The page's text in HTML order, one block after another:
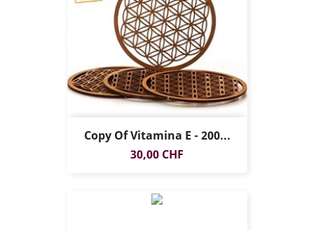
Copy Of Vitamina E - 200...
Prezzo
30,00 CHF